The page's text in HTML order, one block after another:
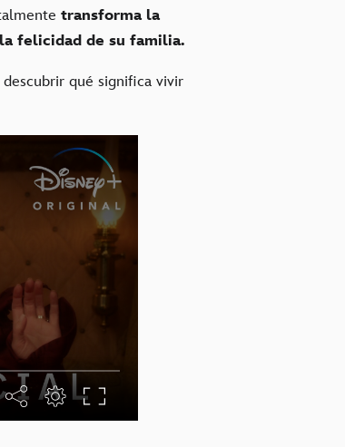
transforma la
felicidad de su familia.
qué significa vivir